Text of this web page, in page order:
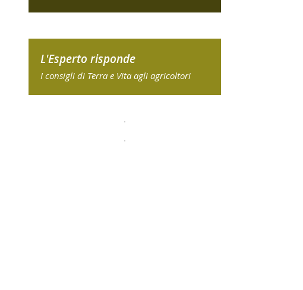
L'Esperto risponde
I consigli di Terra e Vita agli agricoltori